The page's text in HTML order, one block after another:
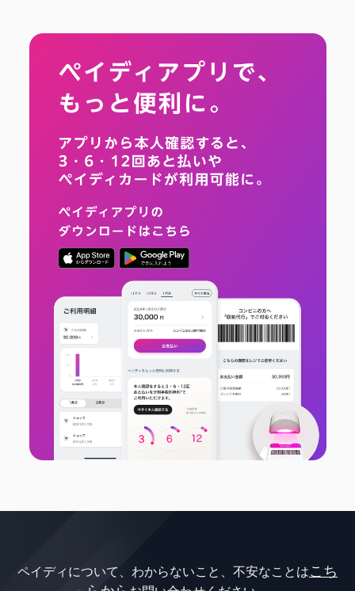
ペイディについて、わからないこと、不安なことはこち